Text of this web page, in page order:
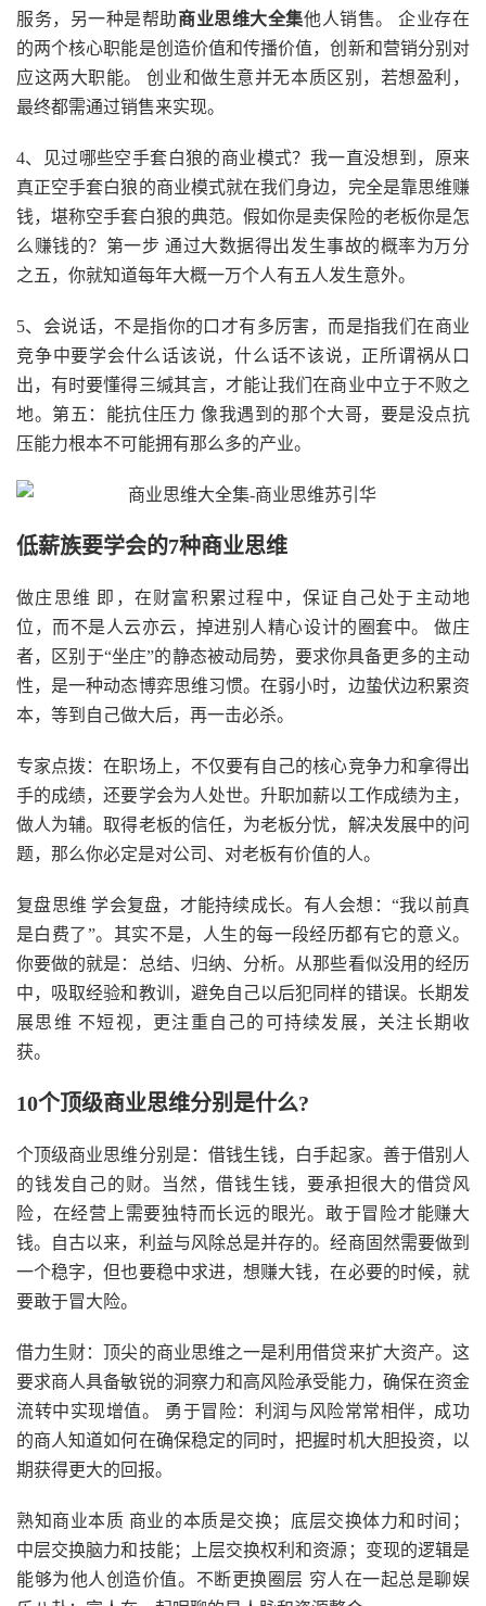
服务，另一种是帮助商业思维大全集他人销售。 企业存在
的两个核心职能是创造价值和传播价值，创新和营销分别对
应这两大职能。 创业和做生意并无本质区别，若想盈利，
最终都需通过销售来实现。
4、见过哪些空手套白狼的商业模式？我一直没想到，原来
真正空手套白狼的商业模式就在我们身边，完全是靠思维赚
钱，堪称空手套白狼的典范。假如你是卖保险的老板你是怎
么赚钱的？第一步 通过大数据得出发生事故的概率为万分
之五，你就知道每年大概一万个人有五人发生意外。
5、会说话，不是指你的口才有多厉害，而是指我们在商业
竞争中要学会什么话该说，什么话不该说，正所谓祸从口
出，有时要懂得三缄其言，才能让我们在商业中立于不败之
地。第五：能抗住压力 像我遇到的那个大哥，要是没点抗
压能力根本不可能拥有那么多的产业。
低薪族要学会的7种商业思维
做庄思维 即，在财富积累过程中，保证自己处于主动地
位，而不是人云亦云，掉进别人精心设计的圈套中。 做庄
者，区别于“坐庄”的静态被动局势，要求你具备更多的主动
性，是一种动态博弈思维习惯。在弱小时，边蛰伏边积累资
本，等到自己做大后，再一击必杀。
专家点拨：在职场上，不仅要有自己的核心竞争力和拿得出
手的成绩，还要学会为人处世。升职加薪以工作成绩为主，
做人为辅。取得老板的信任，为老板分忧，解决发展中的问
题，那么你必定是对公司、对老板有价值的人。
复盘思维 学会复盘，才能持续成长。有人会想：“我以前真
是白费了”。其实不是，人生的每一段经历都有它的意义。
你要做的就是：总结、归纳、分析。从那些看似没用的经历
中，吸取经验和教训，避免自己以后犯同样的错误。长期发
展思维 不短视，更注重自己的可持续发展，关注长期收
获。
10个顶级商业思维分别是什么?
个顶级商业思维分别是：借钱生钱，白手起家。善于借别人
的钱发自己的财。当然，借钱生钱，要承担很大的借贷风
险，在经营上需要独特而长远的眼光。敢于冒险才能赚大
钱。自古以来，利益与风除总是并存的。经商固然需要做到
一个稳字，但也要稳中求进，想赚大钱，在必要的时候，就
要敢于冒大险。
借力生财：顶尖的商业思维之一是利用借贷来扩大资产。这
要求商人具备敏锐的洞察力和高风险承受能力，确保在资金
流转中实现增值。 勇于冒险：利润与风险常常相伴，成功
的商人知道如何在确保稳定的同时，把握时机大胆投资，以
期获得更大的回报。
熟知商业本质 商业的本质是交换；底层交换体力和时间；
中层交换脑力和技能；上层交换权利和资源；变现的逻辑是
能够为他人创造价值。不断更换圈层 穷人在一起总是聊娱